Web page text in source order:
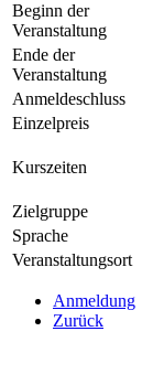
Beginn der
Veranstaltung
Ende der
Veranstaltung
Anmeldeschluss
Einzelpreis
Kurszeiten
Zielgruppe
Sprache
Veranstaltungsort
Anmeldung
Zurück